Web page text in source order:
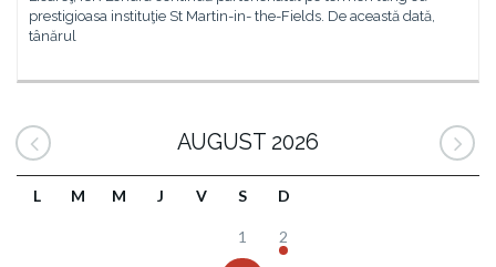
prestigioasa instituţie St Martin-in- the-Fields. De această dată,
tânărul
AUGUST 2026
L M M J V S D
1 2